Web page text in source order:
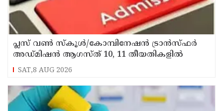
പ്ലസ് വൺ സ്‌കൂൾ/കോമ്പിനേഷൻ ട്രാൻസ്ഫർ
അഡ്മിഷൻ ആഗസ്ത് 10, 11 തീയതികളിൽ
SAT,8 AUG 2026